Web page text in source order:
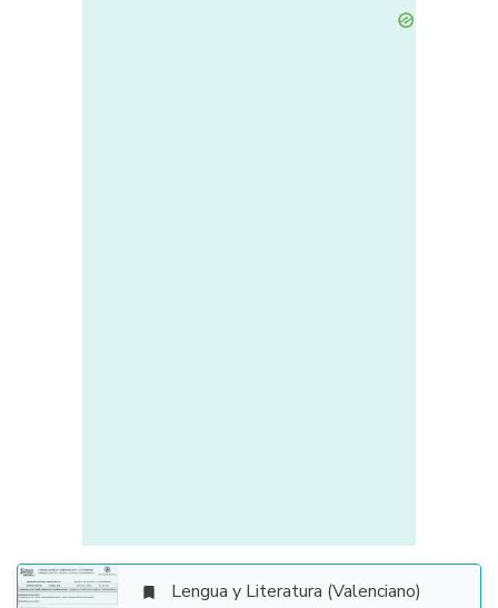
 Lengua y Literatura (Valenciano)